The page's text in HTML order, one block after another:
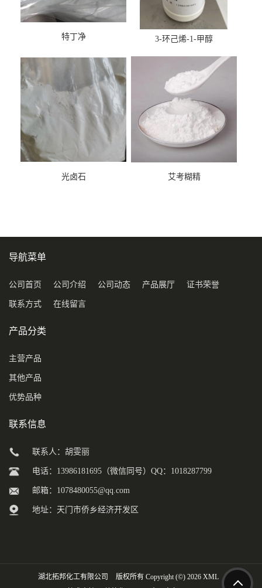
特丁净 3-环己烯-1-甲醇
光卤石 艾考糊精
导航菜单
公司首页 公司介绍 公司动态 产品展厅 证书荣誉
联系方式 在线留言
产品分类
主营产品
其他产品
优势品种
联系信息
联系人：胡雯丽
电话：13986181695（微信同号）QQ：1018287799
邮箱： 1078480055@qq.com
地址：天门市侨乡经济开发区
湖北拓邦化工有限公司 版权所有 Copyright (©) 2026 XML